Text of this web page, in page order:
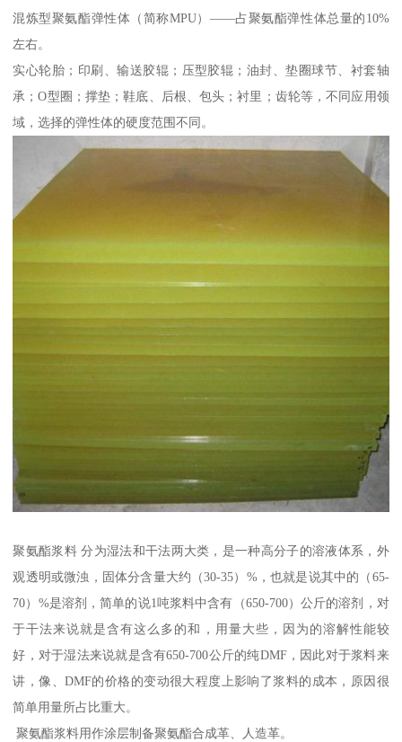
混炼型聚氨酯弹性体（简称MPU）——占聚氨酯弹性体总量的10%
左右。
实心轮胎；印刷、输送胶辊；压型胶辊；油封、垫圈球节、衬套轴
承；O型圈；撑垫；鞋底、后根、包头；衬里；齿轮等，不同应用领
域，选择的弹性体的硬度范围不同。
聚氨酯浆料 分为湿法和干法两大类，是一种高分子的溶液体系，外
观透明或微浊，固体分含量大约（30-35）%，也就是说其中的（65-
70）%是溶剂，简单的说1吨浆料中含有（650-700）公斤的溶剂，对
于干法来说就是含有这么多的和，用量大些，因为的溶解性能较
好，对于湿法来说就是含有650-700公斤的纯DMF，因此对于浆料来
讲，像、DMF的价格的变动很大程度上影响了浆料的成本，原因很
简单用量所占比重大。
聚氨酯浆料用作涂层制备聚氨酯合成革、人造革。